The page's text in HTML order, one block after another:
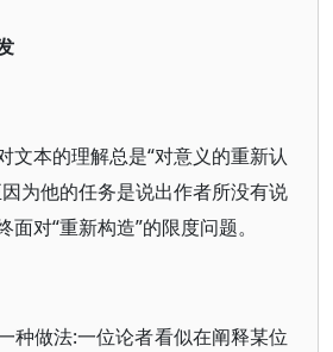
文本的理解总是“对意义的重新认
为他的任务是说出作者所没有说
对“重新构造”的限度问题。
种做法:一位论者看似在阐释某位